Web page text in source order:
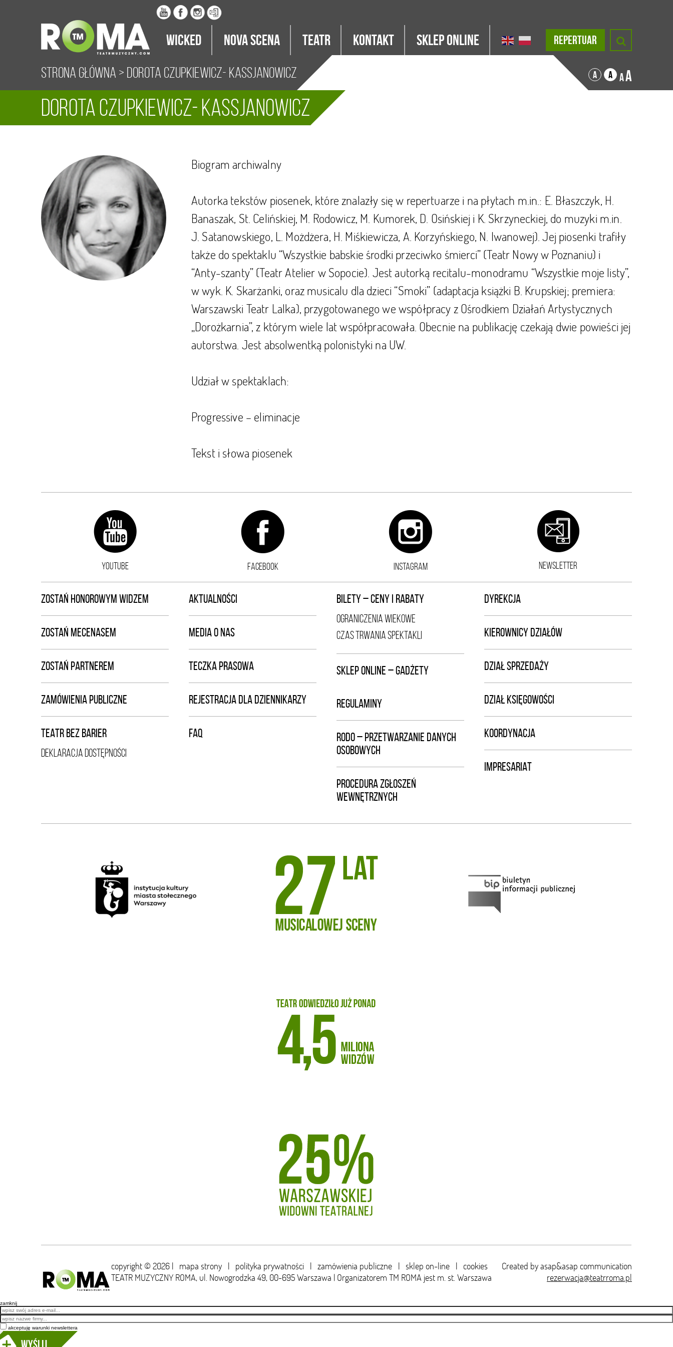
Wicked Nova Scena Teatr Kontakt Sklep Online REPERTUAR
Strona główna > Dorota Czupkiewicz- Kassjanowicz A A AA
Dorota Czupkiewicz- Kassjanowicz
Biogram archiwalny
Autorka tekstów piosenek, które znalazły się w repertuarze i na płytach m.in.: E. Błaszczyk, H.
Banaszak, St. Celińskiej, M. Rodowicz, M. Kumorek, D. Osińskiej i K. Skrzyneckiej, do muzyki m.in.
J. Satanowskiego, L. Możdżera, H. Miśkiewicza, A. Korzyńskiego, N. Iwanowej). Jej piosenki trafiły
także do spektaklu “Wszystkie babskie środki przeciwko śmierci” (Teatr Nowy w Poznaniu) i
“Anty-szanty” (Teatr Atelier w Sopocie). Jest autorką recitalu-monodramu “Wszystkie moje listy”,
w wyk. K. Skarżanki, oraz musicalu dla dzieci “Smoki” (adaptacja książki B. Krupskiej; premiera:
Warszawski Teatr Lalka), przygotowanego we współpracy z Ośrodkiem Działań Artystycznych
„Dorożkarnia”, z którym wiele lat współpracowała. Obecnie na publikację czekają dwie powieści jej
autorstwa. Jest absolwentką polonistyki na UW.
Udział w spektaklach:
Progressive – eliminacje
Tekst i słowa piosenek
YOUTUBE FACEBOOK INSTAGRAM NEWSLETTER
ZOSTAŃ HONOROWYM WIDZEM
ZOSTAŃ MECENASEM
ZOSTAŃ PARTNEREM
ZAMÓWIENIA PUBLICZNE
TEATR BEZ BARIER
DEKLARACJA DOSTĘPNOŚCI
AKTUALNOŚCI
MEDIA O NAS
TECZKA PRASOWA
REJESTRACJA DLA DZIENNIKARZY
FAQ
BILETY – CENY I RABATY
OGRANICZENIA WIEKOWE
CZAS TRWANIA SPEKTAKLI
SKLEP ONLINE – GADŻETY
REGULAMINY
RODO – PRZETWARZANIE DANYCH
OSOBOWYCH
PROCEDURA ZGŁOSZEŃ
WEWNĘTRZNYCH
DYREKCJA
KIEROWNICY DZIAŁÓW
DZIAŁ SPRZEDAŻY
DZIAŁ KSIĘGOWOŚCI
KOORDYNACJA
IMPRESARIAT
copyright © 2026 | mapa strony | polityka prywatności | zamówienia publiczne | sklep on-line | cookies
TEATR MUZYCZNY ROMA, ul. Nowogrodzka 49, 00-695 Warszawa | Organizatorem TM ROMA jest m. st. Warszawa
Created byasap&asap communication
rezerwacja@teatrroma.pl
zamknij
Email
akceptuję warunki newslettera